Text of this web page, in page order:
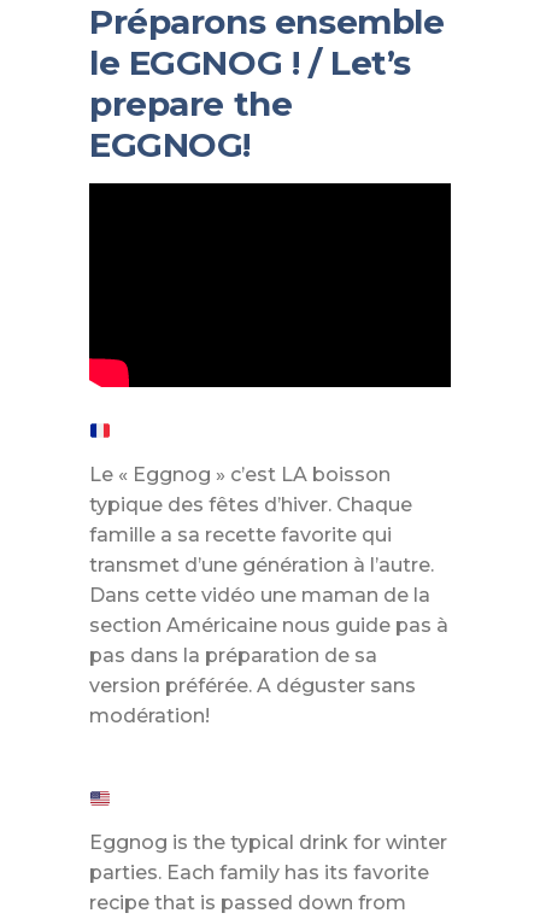
Préparons ensemble
le EGGNOG ! / Let’s
prepare the
EGGNOG!
Le « Eggnog » c’est LA boisson
typique des fêtes d’hiver. Chaque
famille a sa recette favorite qui
transmet d’une génération à l’autre.
Dans cette vidéo une maman de la
section Américaine nous guide pas à
pas dans la préparation de sa
version préférée. A déguster sans
modération!
Eggnog is the typical drink for winter
parties. Each family has its favorite
recipe that is passed down from